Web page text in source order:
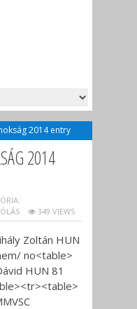
2014 entry
2014
349 VIEWS
Zoltán HUN
no<table>
HUN 81